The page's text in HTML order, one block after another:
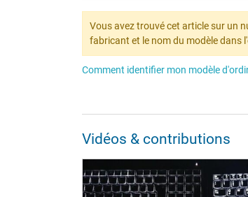
Vous avez trouvé cet article sur un
fabricant et le nom du modèle dans
Comment identifier mon modèle
Vidéos & contributions